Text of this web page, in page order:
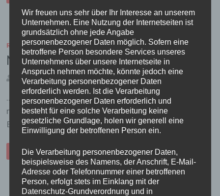
REISELUST/VIETNAM 2005/2006
Nochma 3 Fottos
vonTanteRock 11. Januar 2006 3
..erstmal nicht mehr, weil ich die hier alle recht
muehselig bearbeiten muss und da keine Lust zu habe.
Bin ja immerhin in Urlaub und will …
NOCHMA
FOTTOS
WEITERLESEN
Wir freuen uns sehr über Ihr Interesse an unserem
Unternehmen. Eine Nutzung der Internetseiten ist
grundsätzlich ohne jede Angabe
personenbezogener Daten möglich. Sofern eine
betroffene Person besondere Services unseres
Unternehmens über unsere Internetseite in
Anspruch nehmen möchte, könnte jedoch eine
Verarbeitung personenbezogener Daten
erforderlich werden. Ist die Verarbeitung
personenbezogener Daten erforderlich und
besteht für eine solche Verarbeitung keine
gesetzliche Grundlage, holen wir generell eine
Einwilligung der betroffenen Person ein.
Die Verarbeitung personenbezogener Daten,
beispielsweise des Namens, der Anschrift, E-Mail-
Adresse oder Telefonnummer einer betroffenen
Person, erfolgt stets im Einklang mit der
Datenschutz-Grundverordnung und in